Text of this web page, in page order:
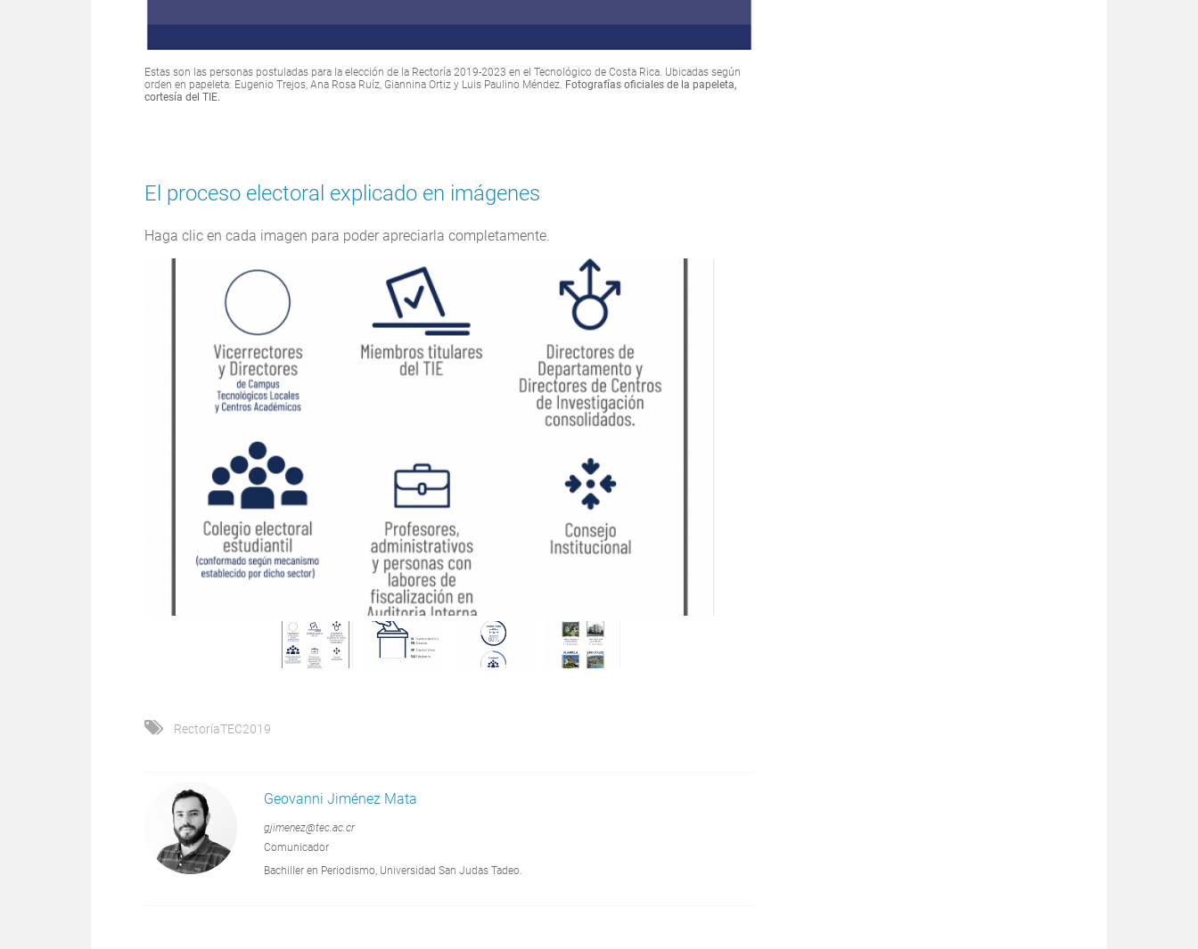
Estas son las personas postuladas para la elección de la Rectoría 2019-2023 en el Tecnológico de Costa Rica. Ubicadas según
orden en papeleta: Eugenio Trejos, Ana Rosa Ruíz, Giannina Ortiz y Luis Paulino Méndez. Fotografías oficiales de la papeleta,
cortesía del TIE.
El proceso electoral explicado en imágenes
Haga clic en cada imagen para poder apreciarla completamente.
RectoríaTEC2019
Geovanni Jiménez Mata
gjimenez@tec.ac.cr
Comunicador
Bachiller en Periodismo, Universidad San Judas Tadeo.